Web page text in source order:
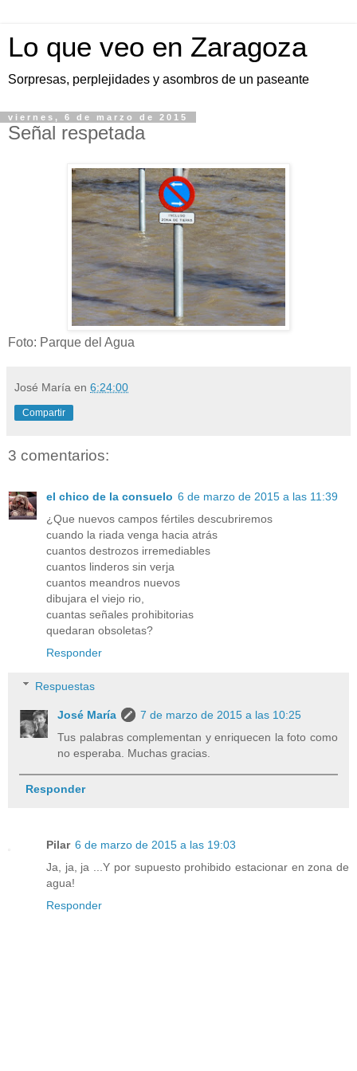
Lo que veo en Zaragoza
Sorpresas, perplejidades y asombros de un paseante
viernes, 6 de marzo de 2015
Señal respetada
Foto: Parque del Agua
José María en 6:24:00
Compartir
3 comentarios:
el chico de la consuelo 6 de marzo de 2015 a las 11:39
¿Que nuevos campos fértiles descubriremos
cuando la riada venga hacia atrás
cuantos destrozos irremediables
cuantos linderos sin verja
cuantos meandros nuevos
dibujara el viejo rio,
cuantas señales prohibitorias
quedaran obsoletas?
Responder
Respuestas
José María
7 de marzo de 2015 a las 10:25
Tus palabras complementan y enriquecen la foto como
no esperaba. Muchas gracias.
Responder
Pilar 6 de marzo de 2015 a las 19:03
Ja, ja, ja ...Y por supuesto prohibido estacionar en zona de
agua!
Responder